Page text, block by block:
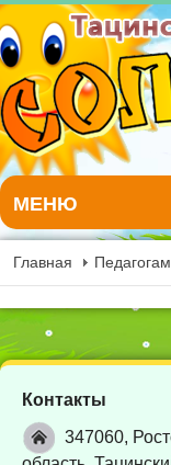
МЕНЮ
Главная Педагогам
Контакты
347060,